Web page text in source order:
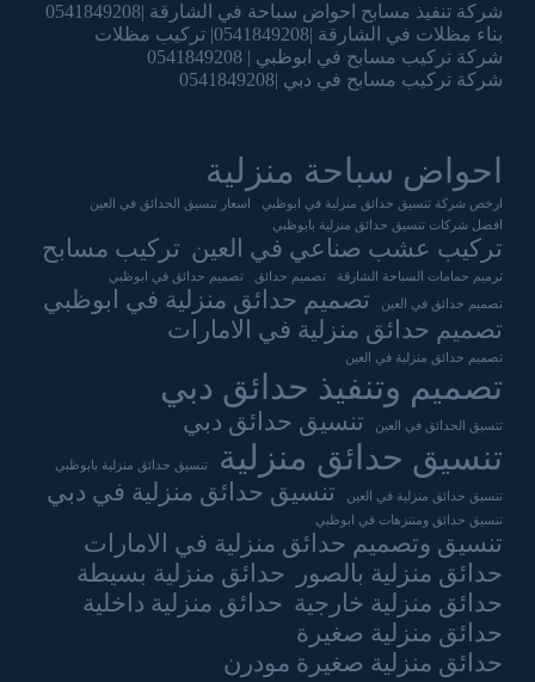
شركة تنفيذ مسابح احواض سباحة في الشارقة |0541849208
بناء مظلات في الشارقة |0541849208| تركيب مظلات
شركة تركيب مسابح في ابوظبي | 0541849208
شركة تركيب مسابح في دبي |0541849208
احواض سباحة منزلية
ارخص شركة تنسيق حدائق منزلية في ابوظبي
اسعار تنسيق الحدائق في العين
افضل شركات تنسيق حدائق منزلية بابوظبي
تركيب عشب صناعي في العين تركيب مسابح
ترميم حمامات السباحة الشارقة تصميم حدائق تصميم حدائق في ابوظبي
تصميم حدائق في العين
تصميم حدائق منزلية في ابوظبي
تصميم حدائق منزلية في الامارات
تصميم حدائق منزلية في العين
تصميم وتنفيذ حدائق دبي
تنسيق الحدائق في العين تنسيق حدائق دبي
تنسيق حدائق منزلية تنسيق حدائق منزلية بابوظبي
تنسيق حدائق منزلية في العين تنسيق حدائق منزلية في دبي
تنسيق حدائق ومنتزهات في ابوظبي
تنسيق وتصميم حدائق منزلية في الامارات
حدائق منزلية بالصور
حدائق منزلية بسيطة
حدائق منزلية خارجية حدائق منزلية داخلية
حدائق منزلية صغيرة
حدائق منزلية صغيرة مودرن